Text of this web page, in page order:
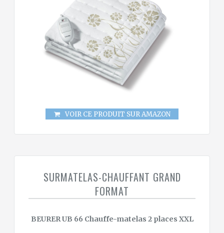
VOIR CE PRODUIT SUR AMAZON
SURMATELAS-CHAUFFANT GRAND
FORMAT
BEURER UB 66 Chauffe-matelas 2 places XXL